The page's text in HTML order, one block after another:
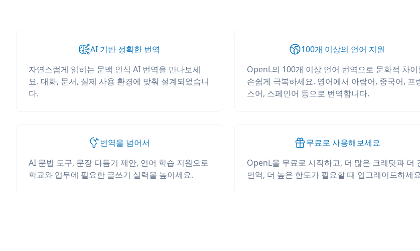
AI 기반 정확한 번역
자연스럽게 읽히는 문맥 인식 AI 번역을 만나보세
요. 대화, 문서, 실제 사용 환경에 맞춰 설계되었습니
다.
100개 이상의 언어 지원
OpenL의 100개 이상 언어 번역으로 문화적 차이
손쉽게 극복하세요. 영어에서 아랍어, 중국어, 프
스어, 스페인어 등으로 번역합니다.
번역을 넘어서
AI 문법 도구, 문장 다듬기 제안, 언어 학습 지원으로
학교와 업무에 필요한 글쓰기 실력을 높이세요.
무료로 사용해보세요
OpenL을 무료로 시작하고, 더 많은 크레딧과 더
번역, 더 높은 한도가 필요할 때 업그레이드하세